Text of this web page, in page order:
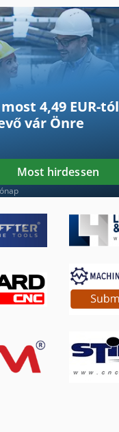
Tartozékok
4,49 EUR-tól
vár Önre
Most hirdessen